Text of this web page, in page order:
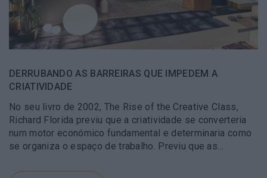
DERRUBANDO AS BARREIRAS QUE IMPEDEM A
CRIATIVIDADE
No seu livro de 2002, The Rise of the Creative Class,
Richard Florida previu que a criatividade se converteria
num motor económico fundamental e determinaria como
se organiza o espaço de trabalho. Previu que as…